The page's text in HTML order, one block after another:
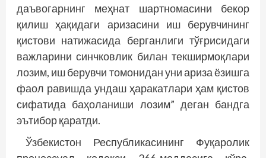
даъвогарнинг меҳнат шартномасини бекор
қилиш ҳақидаги аризасини иш берувчининг
қистови натижасида берганлиги тўғрисидаги
важларини синчковлик билан текширмоқлари
лозим, иш берувчи томонидан уни ариза ёзишга
фаол равишда ундаш ҳаракатлари ҳам қистов
сифатида баҳоланиши лозим” деган бандга
эътибор қаратди.
Ўзбекистон Республикасининг Фуқаролик